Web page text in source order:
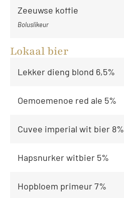
Zeeuwse koffie
Boluslikeur
Lokaal bier
Lekker dieng blond 6,5%
Oemoemenoe red ale 5%
Cuvee imperial wit bier 8%
Hapsnurker witbier 5%
Hopbloem primeur 7%